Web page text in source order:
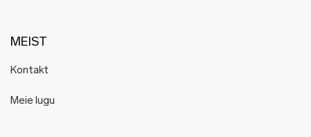
MEIST
Kontakt
Meie lugu